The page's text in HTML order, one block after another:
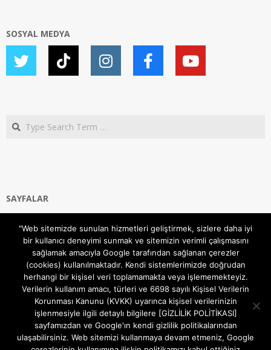
SOSYAL MEDYA
Search
SAYFALAR
Gizlilik ve Çerezler (Cookies) Politikası
Hakkımızda
İletişim Kanalları
MODEM KURULUM
TEKNİK DESTEK
TELEVİZYON SİSTEMLERİ
"Web sitemizde sunulan hizmetleri geliştirmek, sizlere daha iyi
bir kullanıcı deneyimi sunmak ve sitemizin verimli çalışmasını
sağlamak amacıyla Google tarafından sağlanan çerezler
(cookies) kullanılmaktadır. Kendi sistemlerimizde doğrudan
herhangi bir kişisel veri toplamamakta veya işlememekteyiz.
Verilerin kullanım amacı, türleri ve 6698 sayılı Kişisel Verilerin
Korunması Kanunu (KVKK) uyarınca kişisel verilerinizin
işlenmesiyle ilgili detaylı bilgilere [GİZLİLİK POLİTİKASI]
sayfamızdan ve Google'ın kendi gizlilik politikalarından
ulaşabilirsiniz. Web sitemizi kullanmaya devam etmeniz, Google